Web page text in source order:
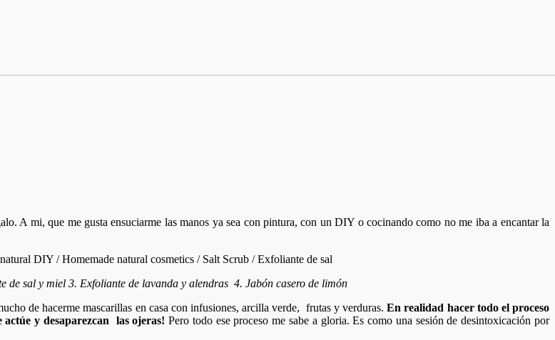
A mi, que me gusta ensuciarme las manos ya sea con pintura, con un DIY o cocinando como no me iba a encantar la
de sal y miel 3. Exfoliante de lavanda y alendras 4. Jabón casero de limón
de hacerme mascarillas en casa con infusiones, arcilla verde, frutas y verduras.En realidad hacer todo el proceso
y desaparezcan las ojeras! Pero todo ese proceso me sabe a gloria. Es como una sesión de desintoxicación por